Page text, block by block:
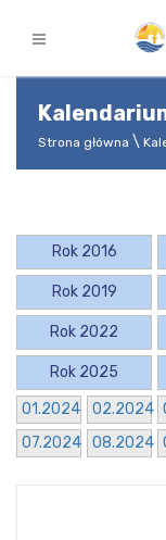
Strona główna
Rok 2016
Rok 2019
Rok 2022
Rok 2025
01.2024
02.2024
07.2024 08.2024